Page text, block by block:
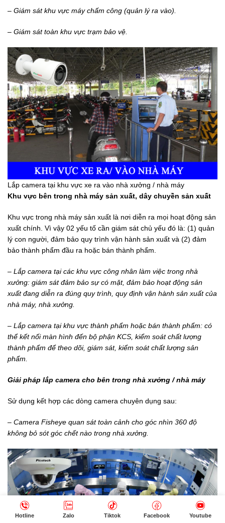
– Giám sát khu vực máy chấm công (quản lý ra vào).
– Giám sát toàn khu vực trạm bảo vệ.
Lắp camera tại khu vực xe ra vào nhà xưởng / nhà máy
Khu vực bên trong nhà máy sản xuất, dây chuyền sản xuất
Khu vực trong nhà máy sản xuất là nơi diễn ra mọi hoạt động sản
xuất chính. Vì vậy 02 yếu tố cần giám sát chủ yếu đó là: (1) quản
lý con người, đảm bảo quy trình vận hành sản xuất và (2) đảm
bảo thành phẩm đầu ra hoặc bán thành phẩm.
– Lắp camera tại các khu vực công nhân làm việc trong nhà
xưởng: giám sát đảm bảo sự có mặt, đảm bảo hoạt động sản
xuất đang diễn ra đúng quy trình, quy định vận hành sản xuất của
nhà máy, nhà xưởng.
– Lắp camera tại khu vực thành phẩm hoặc bán thành phẩm: có
thể kết nối màn hình đến bộ phận KCS, kiểm soát chất lượng
thành phẩm để theo dõi, giám sát, kiểm soát chất lượng sản
phẩm.
Giải pháp lắp camera cho bên trong nhà xưởng / nhà máy
Sử dụng kết hợp các dòng camera chuyên dụng sau:
– Camera Fisheye quan sát toàn cảnh cho góc nhìn 360 độ
không bỏ sót góc chết nào trong nhà xưởng.
Hotline Zalo Tiktok Facebook Youtube